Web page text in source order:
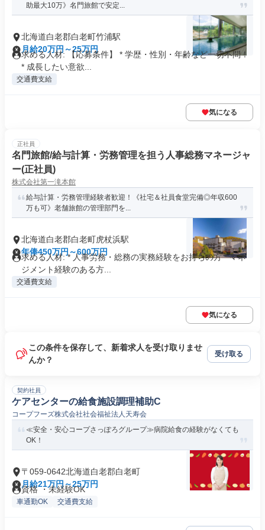
助最大10万》名門旅館で安定...
北海道白老郡白老町竹浦駅
月給20万円～25万円
求める人材: 【応募条件】 * 学歴・性別・年齢など一切不問！
* 成長したい意欲...
交通費支給
気になる
正社員
名門旅館/給与計算・労務管理を担う人事総務マネージャ
ー(正社員)
株式会社第一滝本館
給与計算・労務管理経験者歓迎！《社宅＆社員食堂完備◎年収600
万も可》老舗旅館の管理部門を...
北海道白老郡白老町虎杖浜駅
年俸450万円～600万円
求める人材: * 人事労務・総務の実務経験をお持ちの方 * マネ
ジメント経験のある方...
交通費支給
気になる
この条件を保存して、新着求人を受け取りませ
んか？
受け取る
契約社員
ケアセンターの給食施設調理補助C
コープフーズ株式会社社会福祉法人天寿会
≪安全・安心コープさっぽろグループ≫病院給食の経験がなくても
OK！
〒059-0642北海道白老郡白老町
月給21万円～25万円
資格 ・未経験OK
車通勤OK 交通費支給